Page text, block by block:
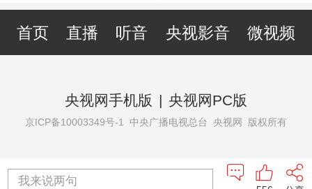
首页 直播 听音 央视影音 微视频
央视网手机版 | 央视网PC版
京ICP备10003349号-1 中央广播电视总台 央视网 版权所有
我来说两句